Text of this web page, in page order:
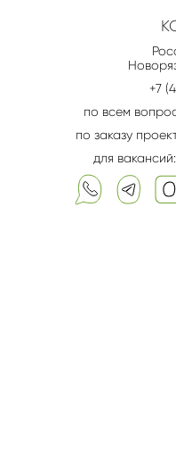
+7
по всем
по заказу
для